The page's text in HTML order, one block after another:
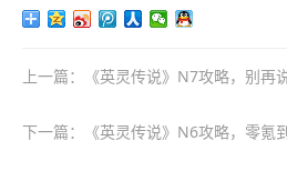
下一篇：《英灵传说》N6攻略，零氪